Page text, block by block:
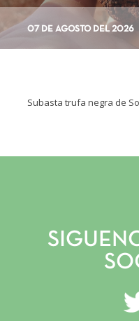
07 DE AGOSTO DEL 2026
Subasta trufa negra de